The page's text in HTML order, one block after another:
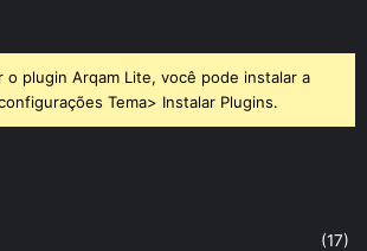
achou mais saborosa.
plugin Arqam Lite, você pode instalar a
Tema> Instalar Plugins.
(17)